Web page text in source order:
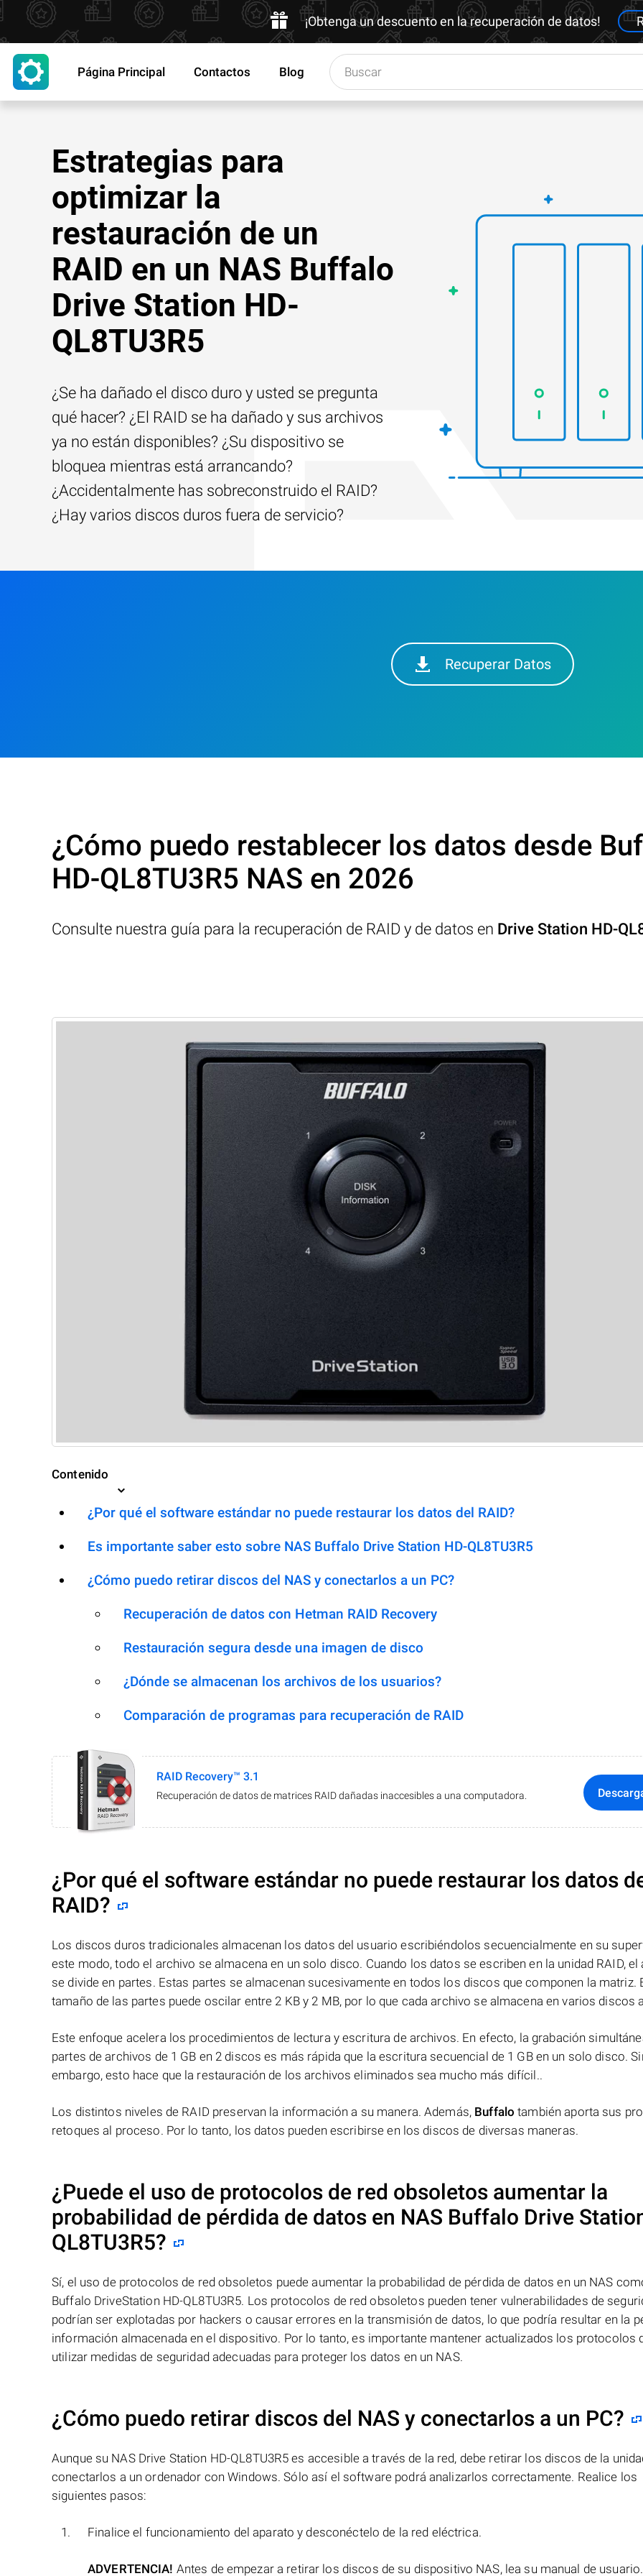
¡Obtenga un descuento en la recuperación de datos!
Página Principal Contactos Blog
Estrategias para
optimizar la
restauración de un
RAID en un NAS Buffalo
Drive Station HD-
QL8TU3R5
¿Se ha dañado el disco duro y usted se pregunta
qué hacer? ¿El RAID se ha dañado y sus archivos
ya no están disponibles? ¿Su dispositivo se
bloquea mientras está arrancando?
¿Accidentalmente has sobreconstruido el RAID?
¿Hay varios discos duros fuera de servicio?
Recuperar Datos
¿Cómo puedo restablecer los datos desde
HD-QL8TU3R5 NAS en 2026
Consulte nuestra guía para la recuperación de RAID y de datos en Drive Station HD-
Contenido
¿Por qué el software estándar no puede restaurar los datos del RAID?
Es importante saber esto sobre NAS Buffalo Drive Station HD-QL8TU3R5
¿Cómo puedo retirar discos del NAS y conectarlos a un PC?
Recuperación de datos con Hetman RAID Recovery
Restauración segura desde una imagen de disco
¿Dónde se almacenan los archivos de los usuarios?
Comparación de programas para recuperación de RAID
RAID Recovery™ 3.1
Recuperación de datos de matrices RAID dañadas inaccesibles a una computadora.
¿Por qué el software estándar no puede restaurar los datos
RAID?
Los discos duros tradicionales almacenan los datos del usuario escribiéndolos secuencialmente en su
este modo, todo el archivo se almacena en un solo disco. Cuando los datos se escriben en la unidad RAID, el
se divide en partes. Estas partes se almacenan sucesivamente en todos los discos que componen la matriz.
tamaño de las partes puede oscilar entre 2 KB y 2 MB, por lo que cada archivo se almacena en varios discos
Este enfoque acelera los procedimientos de lectura y escritura de archivos. En efecto, la grabación
partes de archivos de 1 GB en 2 discos es más rápida que la escritura secuencial de 1 GB en un solo disco.
embargo, esto hace que la restauración de los archivos eliminados sea mucho más difícil..
Los distintos niveles de RAID preservan la información a su manera. Además, Buffalo también aporta sus
retoques al proceso. Por lo tanto, los datos pueden escribirse en los discos de diversas maneras.
¿Puede el uso de protocolos de red obsoletos aumentar la
probabilidad de pérdida de datos en NAS Buffalo Drive
QL8TU3R5?
Sí, el uso de protocolos de red obsoletos puede aumentar la probabilidad de pérdida de datos en un NAS
Buffalo DriveStation HD-QL8TU3R5. Los protocolos de red obsoletos pueden tener vulnerabilidades de
podrían ser explotadas por hackers o causar errores en la transmisión de datos, lo que podría resultar en la
información almacenada en el dispositivo. Por lo tanto, es importante mantener actualizados los protocolos
utilizar medidas de seguridad adecuadas para proteger los datos en un NAS.
¿Cómo puedo retirar discos del NAS y conectarlos a un PC?
Aunque su NAS Drive Station HD-QL8TU3R5 es accesible a través de la red, debe retirar los discos de la
conectarlos a un ordenador con Windows. Sólo así el software podrá analizarlos correctamente. Realice los
siguientes pasos:
Finalice el funcionamiento del aparato y desconéctelo de la red eléctrica.
ADVERTENCIA! Antes de empezar a retirar los discos de su dispositivo NAS, lea su manual de